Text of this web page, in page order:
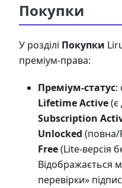
Покупки
У розділі Покупки
преміум-права:
Преміум-статус:
Lifetime Active(є
Subscription
Unlocked (повна/
Free(Lite-версія
Відображається
перевірки»